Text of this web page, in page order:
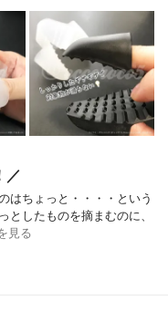
／
はちょっと・・・・という
としたものを摘まむのに、
見る